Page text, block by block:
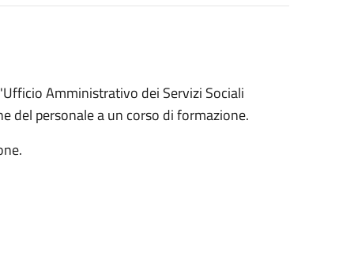
Amministrativo dei Servizi Sociali
del personale a un corso di formazione.